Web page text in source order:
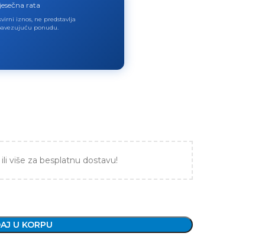
rata
iznos, ne predstavlja
ponudu.
više za besplatnu dostavu!
U KORPU